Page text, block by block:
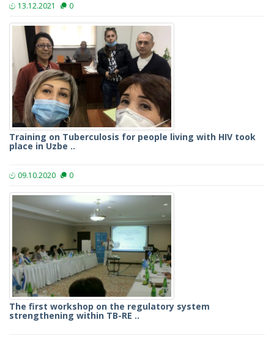
13.12.2021 0
Training on Tuberculosis for people living with HIV took
place in Uzbe ..
09.10.2020 0
The first workshop on the regulatory system
strengthening within TB-RE ..